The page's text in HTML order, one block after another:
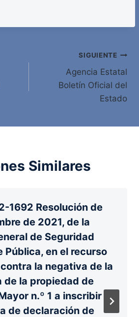
SIGUIENTE
Agencia Estatal
Boletín Oficial del
Estado
Similares
1692 Resolución de
de 2021, de la
de Seguridad
Pública, en el recurso
la negativa de la
de la propiedad de
n.º 1 a inscribir
de declaración de